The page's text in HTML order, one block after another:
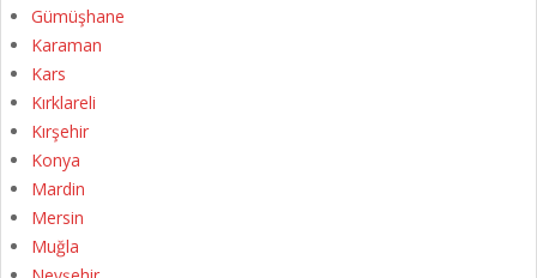
Gümüşhane
Karaman
Kars
Kırklareli
Kırşehir
Konya
Mardin
Mersin
Muğla